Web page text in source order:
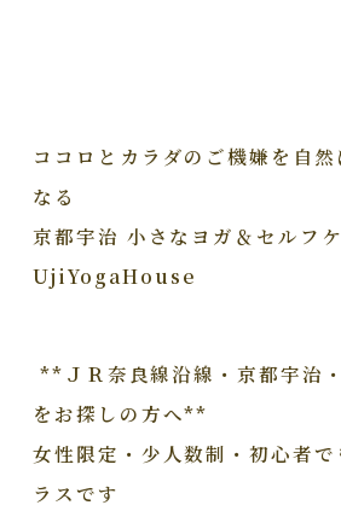
ココロとカラダのご機嫌を自
なる
京都宇治 小さなヨガ＆セルフ
UjiYogaHouse
**ＪＲ奈良線沿線・京都宇治
をお探しの方へ**
女性限定・少人数制・初心者で
ラスです